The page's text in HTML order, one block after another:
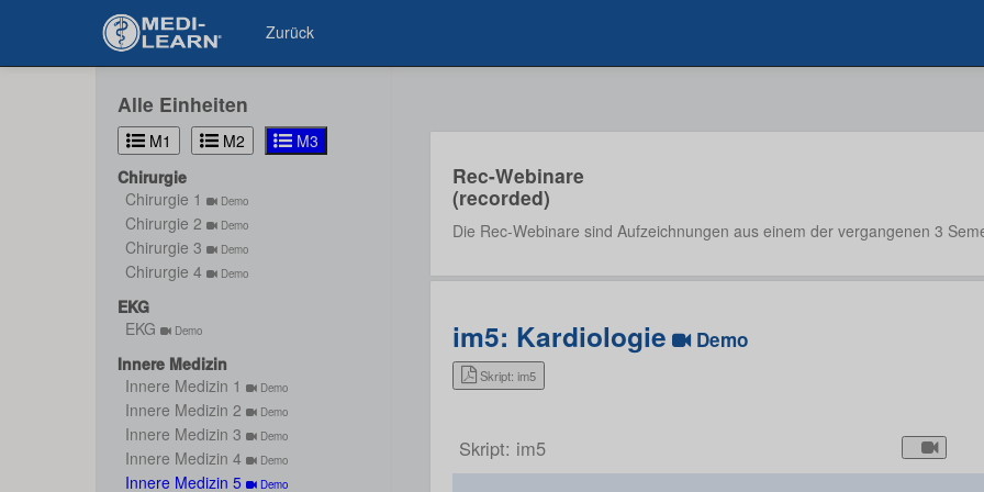
Zurück
Alle Einheiten
M1 M2
M3
Chirurgie
Chirurgie 1
Demo
Chirurgie 2 Demo
Chirurgie 3 Demo
Chirurgie 4 Demo
EKG
EKG
Demo
Innere Medizin
Innere Medizin 1
Demo
Innere Medizin 2 Demo
Innere Medizin 3 Demo
Innere Medizin 4 Demo
Innere Medizin 5 Demo
Rec-Webinare
(recorded)
Die Rec-Webinare sind Aufzeichnungen aus einem der vergangenen 3
im5: Kardiologie Demo
Skript: im5
Skript: im5